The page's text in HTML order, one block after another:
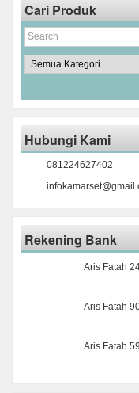
Cari Produk
Hubungi Kami
081224627402
Rekening Bank
Aris Fatah
Aris Fatah
Aris Fatah